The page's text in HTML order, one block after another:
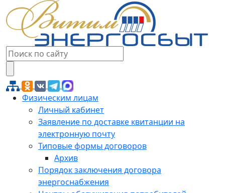
Физическим лицам
Личный кабинет
Заявление по доставке квитанции на
электронную почту
Типовые формы договоров
Архив
Порядок заключения договора
энергоснабжения